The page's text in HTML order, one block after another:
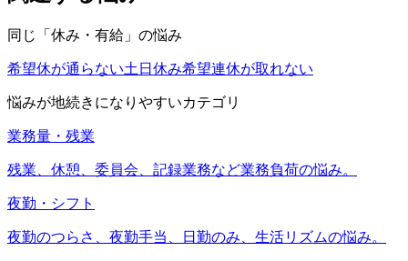
同じ「 休み・有給 」の悩み
希望休が通らない土日休み希望連休が取れない
悩みが地続きになりやすいカテゴリ
業務量・残業
残業、休憩、委員会、記録業務など業務負荷の悩み。
夜勤・シフト
夜勤のつらさ、夜勤手当、日勤のみ、生活リズムの悩み。